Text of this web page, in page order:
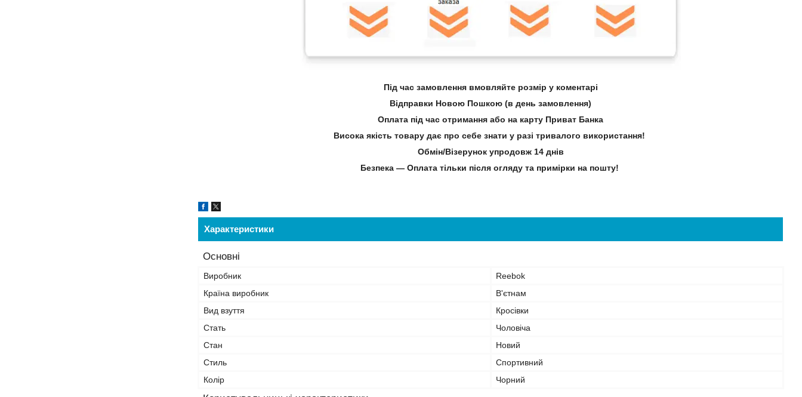
Під час замовлення вмовляйте розмір у коментарі
Відправки Новою Пошкою (в день замовлення)
Оплата під час отримання або на карту Приват Банка
Висока якість товару дає про себе знати у разі тривалого використання!
Обмін/Візерунок упродовж 14 днів
Безпека — Оплата тільки після огляду та примірки на пошту!
Характеристики
Основні
Виробник
Reebok
Країна виробник
В'єтнам
Вид взуття
Кросівки
Стать
Чоловіча
Стан
Новий
Стиль
Спортивний
Колір
Чорний